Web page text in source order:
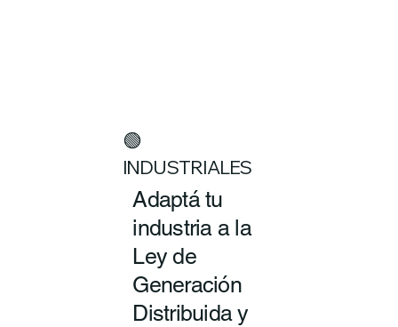
🟢
INDUSTRIALES
Adaptá tu
industria a la
Ley de
Generación
Distribuida y